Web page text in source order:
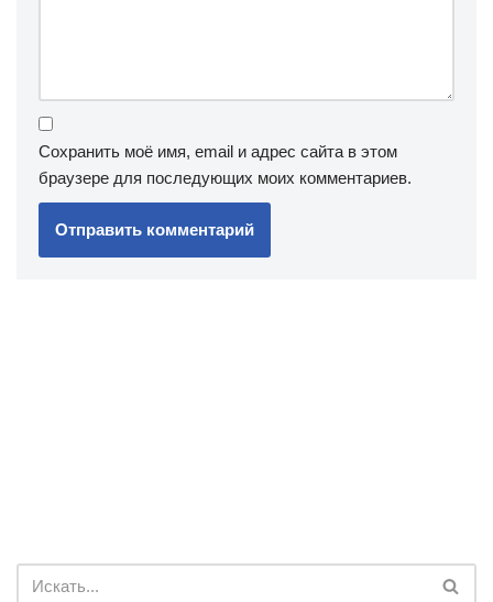
Сохранить моё имя, email и адрес сайта в этом
браузере для последующих моих комментариев.